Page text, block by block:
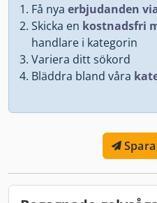
Få nya erbjudanden
Skicka en kostnadsfri
handlare i kategorin
Variera ditt sökord
Bläddra bland våra